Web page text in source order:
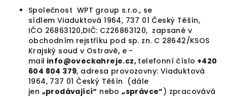
Společnost WPT group s.r.o., se
sídlem Viaduktová 1964, 737 01 Český Těšín,
IČO 26863120,DIČ: CZ26863120, zapsané v
obchodním rejstříku pod sp. zn. C 28642/KSOS
Krajský soud v Ostravě, e -
mail info@oveckahreje.cz, telefonní číslo +420
604 804 379, adresa provozovny: Viaduktová
1964, 737 01 Český Těšín (dále
jen „prodávající“ nebo „správce“) zpracovává